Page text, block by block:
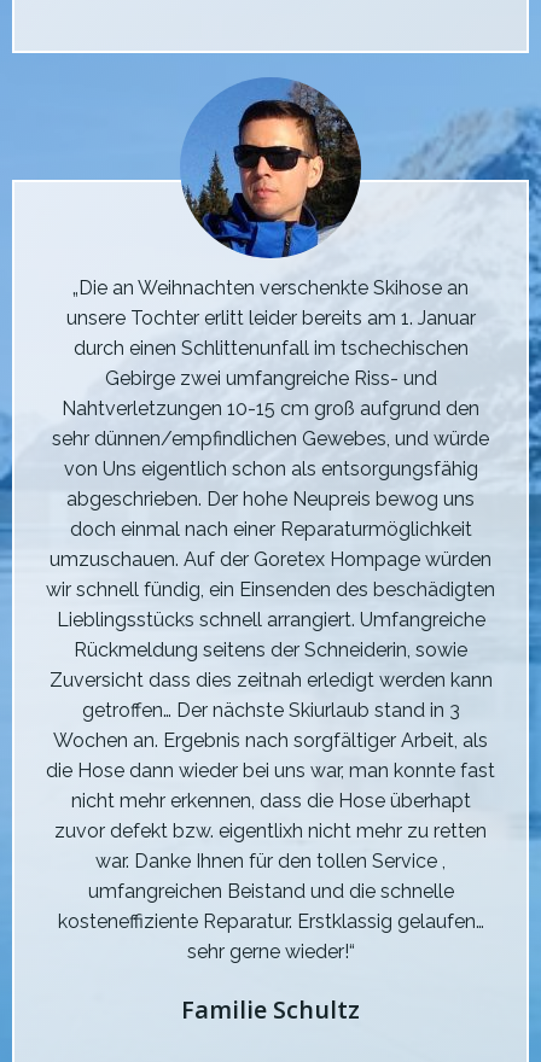
„Die an Weihnachten verschenkte Skihose an
unsere Tochter erlitt leider bereits am 1. Januar
durch einen Schlittenunfall im tschechischen
Gebirge zwei umfangreiche Riss- und
Nahtverletzungen 10-15 cm groß aufgrund den
sehr dünnen/empfindlichen Gewebes, und würde
von Uns eigentlich schon als entsorgungsfähig
abgeschrieben. Der hohe Neupreis bewog uns
doch einmal nach einer Reparaturmöglichkeit
umzuschauen. Auf der Goretex Hompage würden
wir schnell fündig, ein Einsenden des beschädigten
Lieblingsstücks schnell arrangiert. Umfangreiche
Rückmeldung seitens der Schneiderin, sowie
Zuversicht dass dies zeitnah erledigt werden kann
getroffen… Der nächste Skiurlaub stand in 3
Wochen an. Ergebnis nach sorgfältiger Arbeit, als
die Hose dann wieder bei uns war, man konnte fast
nicht mehr erkennen, dass die Hose überhapt
zuvor defekt bzw. eigentlixh nicht mehr zu retten
war. Danke Ihnen für den tollen Service ,
umfangreichen Beistand und die schnelle
kosteneffiziente Reparatur. Erstklassig gelaufen…
sehr gerne wieder!“
Familie Schultz